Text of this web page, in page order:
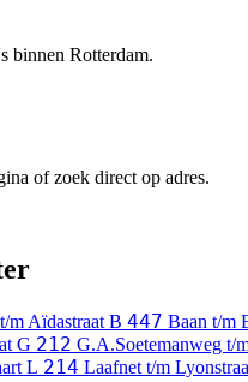
binnen Rotterdam.
of zoek direct op adres.
m Aïdastraat B 447 Baan t/m
G 212 G.A.Soetemanweg t/
L 214 Laafnet t/m